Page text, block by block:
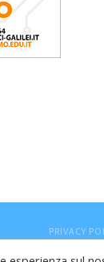
PRIVACY